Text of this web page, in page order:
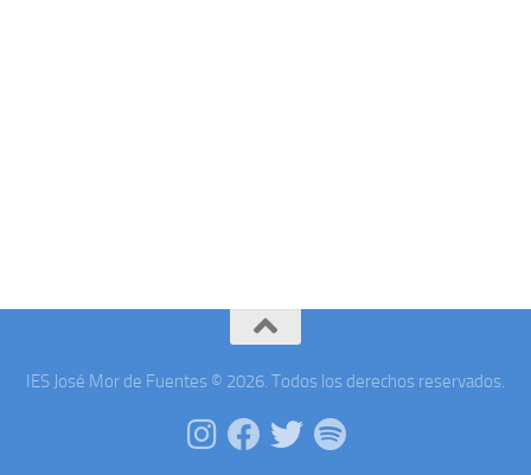
IES José Mor de Fuentes © 2026. Todos los derechos reservados.